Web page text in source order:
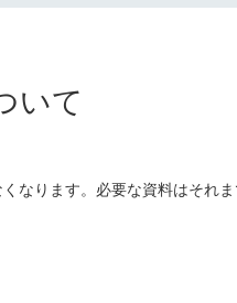
いて
なります。必要な資料はそれ